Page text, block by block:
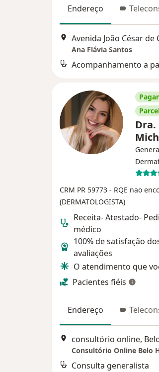
Endereço
Ana Flávia Santos
CRM PR 59773 - RQE nao
(DERMATOLOGISTA)
Receita- Atestado-
médico
100% de satisfação
avaliações
O atendimento que
Pacientes fiéis
Endereço
consultório online,
Consultório Online Belo
Consulta generalista